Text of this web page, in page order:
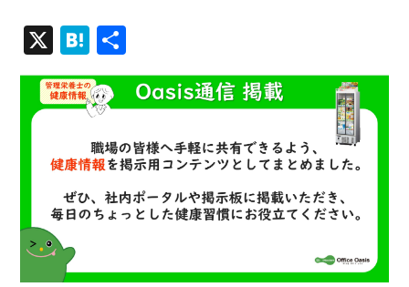
X
H
at
e
n
a
有